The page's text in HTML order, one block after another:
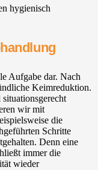
hygienisch
Aufgabe dar. Nach
Keimreduktion.
wir mit
die
Schritte
Denn eine
immer die
wieder